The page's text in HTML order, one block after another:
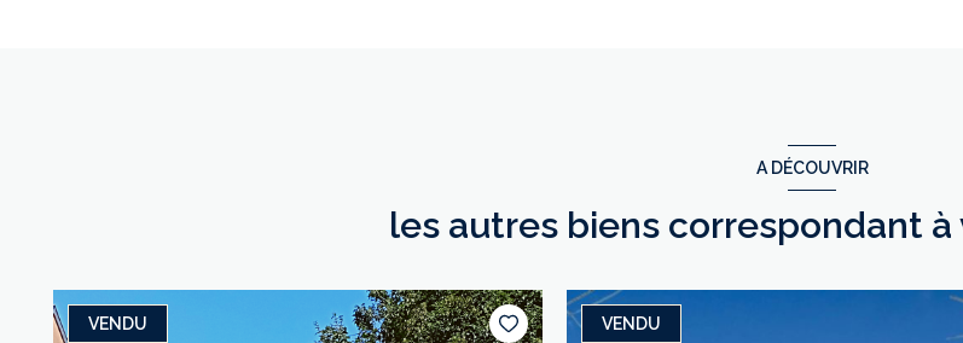
A DÉCOUVRIR
les autres biens correspondant
VENDU VENDU